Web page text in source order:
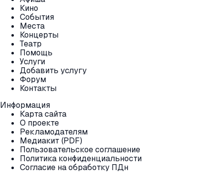
Кино
События
Места
Концерты
Театр
Помощь
Услуги
Добавить услугу
Форум
Контакты
Информация
Карта сайта
О проекте
Рекламодателям
Медиакит (PDF)
Пользовательское соглашение
Политика конфиденциальности
Согласие на обработку ПДн